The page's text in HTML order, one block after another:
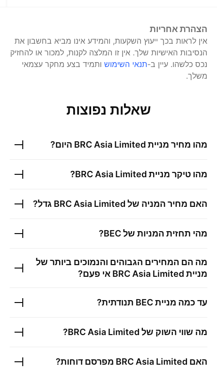
הצהרת אחריות
אין לראות בכך ייעוץ השקעות, והמידע אינו מביא בחשבון את
הנסיבות האישיות שלך. אין זו המלצה לקנות, למכור או להחזיק
נכס כלשהו. עיין ב-תנאי השימוש ותמיד בצע מחקר עצמאי
משלך.
שאלות נפוצות
מהו מחיר מניית BRC Asia Limited היום?
מהו טיקר מניית BRC Asia Limited
?
האם מחיר המניה של BRC Asia Limited גדל?
מהי תחזית המניות שלBEC
?
מה הם המחירים הגבוהים והנמוכים ביותר של
מניית BRC Asia Limited אי פעם?
עד כמה מנייתBEC תנודתית?
מה שווי השוק של BRC Asia Limited
?
האם BRC Asia Limited מפרסם דוחות?